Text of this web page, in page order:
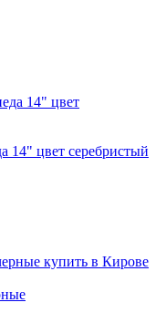
14" цвет серебристый